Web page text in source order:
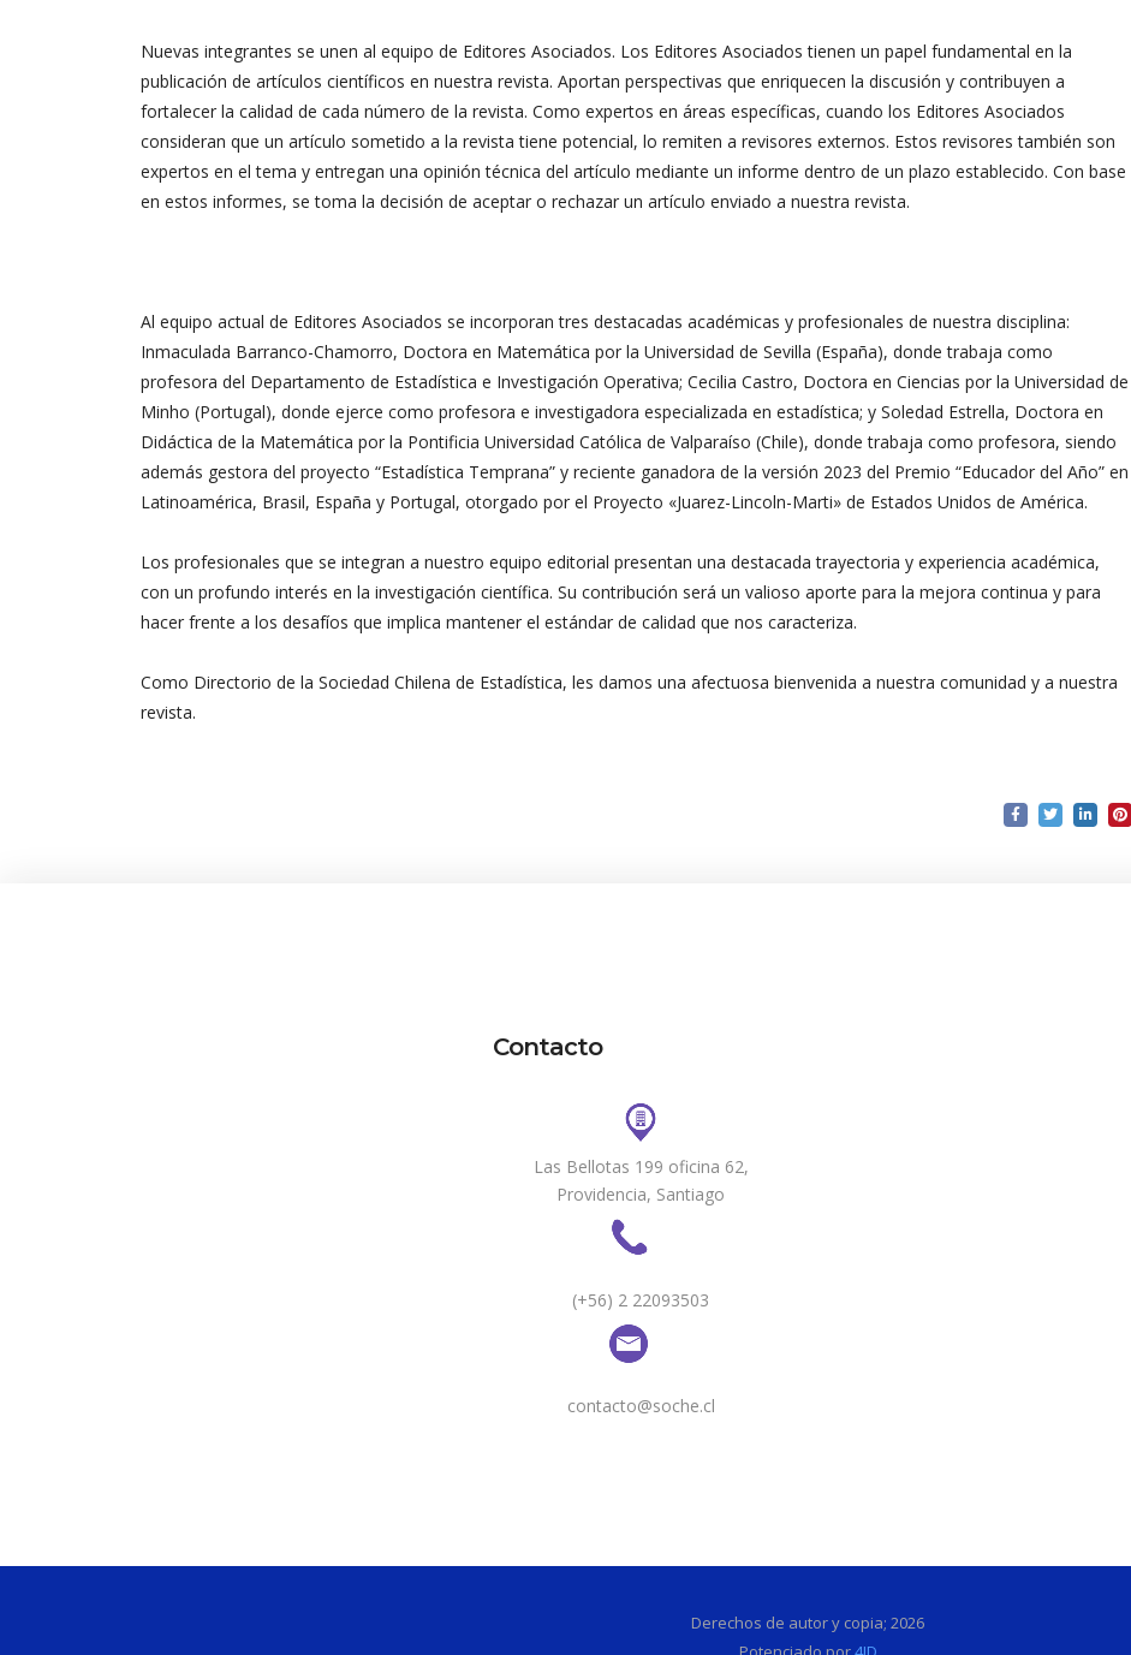
Nuevas integrantes se unen al equipo de Editores Asociados. Los Editores Asociados tienen un papel fundamental en la
publicación de artículos científicos en nuestra revista. Aportan perspectivas que enriquecen la discusión y contribuyen a
fortalecer la calidad de cada número de la revista. Como expertos en áreas específicas, cuando los Editores Asociados
consideran que un artículo sometido a la revista tiene potencial, lo remiten a revisores externos. Estos revisores también son
expertos en el tema y entregan una opinión técnica del artículo mediante un informe dentro de un plazo establecido. Con base
en estos informes, se toma la decisión de aceptar o rechazar un artículo enviado a nuestra revista.
Al equipo actual de Editores Asociados se incorporan tres destacadas académicas y profesionales de nuestra disciplina:
Inmaculada Barranco-Chamorro, Doctora en Matemática por la Universidad de Sevilla (España), donde trabaja como
profesora del Departamento de Estadística e Investigación Operativa; Cecilia Castro, Doctora en Ciencias por la Universidad de
Minho (Portugal), donde ejerce como profesora e investigadora especializada en estadística; y Soledad Estrella, Doctora en
Didáctica de la Matemática por la Pontificia Universidad Católica de Valparaíso (Chile), donde trabaja como profesora, siendo
además gestora del proyecto “Estadística Temprana” y reciente ganadora de la versión 2023 del Premio “Educador del Año” en
Latinoamérica, Brasil, España y Portugal, otorgado por el Proyecto «Juarez-Lincoln-Marti» de Estados Unidos de América.
Los profesionales que se integran a nuestro equipo editorial presentan una destacada trayectoria y experiencia académica,
con un profundo interés en la investigación científica. Su contribución será un valioso aporte para la mejora continua y para
hacer frente a los desafíos que implica mantener el estándar de calidad que nos caracteriza.
Como Directorio de la Sociedad Chilena de Estadística, les damos una afectuosa bienvenida a nuestra comunidad y a nuestra
revista.
Contacto
Las Bellotas 199 oficina 62,
Providencia, Santiago
(+56) 2 22093503
contacto@soche.cl
Derechos de autor y copia; 2026